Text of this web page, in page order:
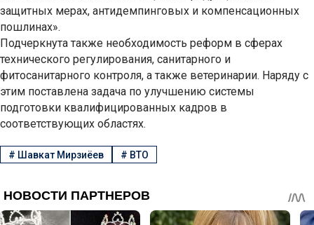
защитных мерах, антидемпинговых и компенсационных
пошлинах».
Подчеркнута также необходимость реформ в сферах
технического регулирования, санитарного и
фитосанитарного контроля, а также ветеринарии. Наряду с
этим поставлена задача по улучшению системы
подготовки квалифицированных кадров в
соответствующих областях.
# Шавкат Мирзиёев # ВТО